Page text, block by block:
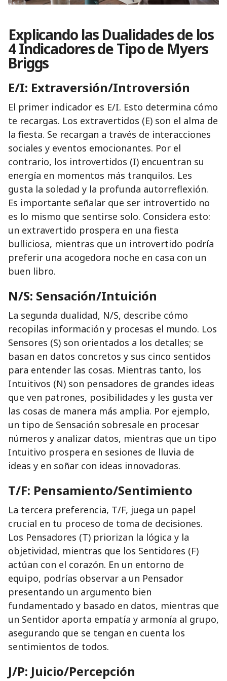
Explicando las Dualidades de los
4 Indicadores de Tipo de Myers
Briggs
E/I: Extraversión/Introversión
El primer indicador es E/I. Esto determina cómo
te recargas. Los extravertidos (E) son el alma de
la fiesta. Se recargan a través de interacciones
sociales y eventos emocionantes. Por el
contrario, los introvertidos (I) encuentran su
energía en momentos más tranquilos. Les
gusta la soledad y la profunda autorreflexión.
Es importante señalar que ser introvertido no
es lo mismo que sentirse solo. Considera esto:
un extravertido prospera en una fiesta
bulliciosa, mientras que un introvertido podría
preferir una acogedora noche en casa con un
buen libro.
N/S: Sensación/Intuición
La segunda dualidad, N/S, describe cómo
recopilas información y procesas el mundo. Los
Sensores (S) son orientados a los detalles; se
basan en datos concretos y sus cinco sentidos
para entender las cosas. Mientras tanto, los
Intuitivos (N) son pensadores de grandes ideas
que ven patrones, posibilidades y les gusta ver
las cosas de manera más amplia. Por ejemplo,
un tipo de Sensación sobresale en procesar
números y analizar datos, mientras que un tipo
Intuitivo prospera en sesiones de lluvia de
ideas y en soñar con ideas innovadoras.
T/F: Pensamiento/Sentimiento
La tercera preferencia, T/F, juega un papel
crucial en tu proceso de toma de decisiones.
Los Pensadores (T) priorizan la lógica y la
objetividad, mientras que los Sentidores (F)
actúan con el corazón. En un entorno de
equipo, podrías observar a un Pensador
presentando un argumento bien
fundamentado y basado en datos, mientras que
un Sentidor aporta empatía y armonía al grupo,
asegurando que se tengan en cuenta los
sentimientos de todos.
J/P: Juicio/Percepción